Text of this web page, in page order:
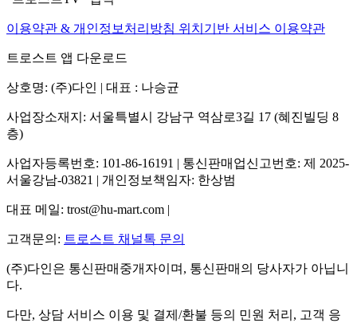
이용약관 & 개인정보처리방침 위치기반 서비스 이용약관
트로스트 앱 다운로드
상호명: (주)다인 | 대표 : 나승균
사업장소재지: 서울특별시 강남구 역삼로3길 17 (혜진빌딩 8
층)
사업자등록번호: 101-86-16191 | 통신판매업신고번호: 제 2025-
서울강남-03821 | 개인정보책임자: 한상범
대표 메일: trost@hu-mart.com |
고객문의: 트로스트 채널톡 문의
(주)다인은 통신판매중개자이며, 통신판매의 당사자가 아닙니
다.
다만, 상담 서비스 이용 및 결제/환불 등의 민원 처리, 고객 응